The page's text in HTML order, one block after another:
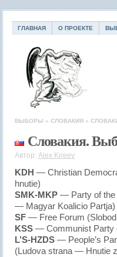
ГЛАВНАЯ О ПРОЕКТЕ
ВЫБОРЫ » СЛОВАКИЯ »
Словакия.
Автор: Alex Kireev
KDH — Christian
hnutie)
SMK-MKP — Party of the
— Magyar Koalicio Partja)
SF — Free Forum
KSS — Communist Party
L’S-HZDS — People’s
(Ludova strana — Hnutie